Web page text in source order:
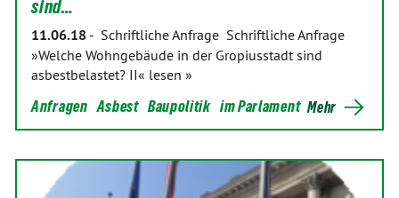
sind…
11.06.18 - Schriftliche Anfrage Schriftliche Anfrage
»Welche Wohngebäude in der Gropiusstadt sind
asbestbelastet? II« lesen »
Anfragen Asbest Baupolitik im Parlament Mehr